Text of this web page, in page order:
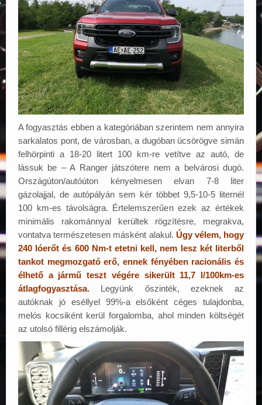
A fogyasztás ebben a kategóriában szerintem nem annyira
sarkalatos pont, de városban, a dugóban ücsörögve simán
felhörpinti a 18-20 litert 100 km-re vetítve az autó, de
lássuk be – A Ranger játszótere nem a belvárosi dugó.
Országúton/autóúton kényelmesen elvan 7-8 liter
gázolajjal, de autópályán sem kér többet 9,5-10-5 liternél
100 km-es távolságra. Értelemszerűen ezek az értékek
minimális rakománnyal kerültek rögzítésre, megrakva,
vontatva természetesen másként alakul. Úgy vélem, hogy
240 lóerőt és 600 Nm-t etetni kell, nem lesz két literből
tankot megmozgató erő, ennek fényében racionális és
élhető a jármű teszt végére sikerült 11,7 l/100km-es
átlagfogyasztása. Legyünk őszinték, ezeknek az
autóknak jó eséllyel 99%-a elsőként céges tulajdonba,
melós kocsiként kerül forgalomba, ahol minden költségét
az utolsó fillérig elszámolják.